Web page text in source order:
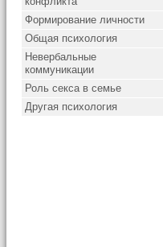
Формирование личности
Общая психология
Невербальные
коммуникации
Роль секса в семье
Другая психология